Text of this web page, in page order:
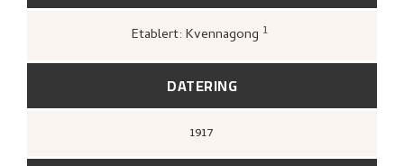
Etablert: Kvennagong 1
DATERING
1917